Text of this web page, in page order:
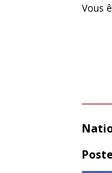
Vous
Poste